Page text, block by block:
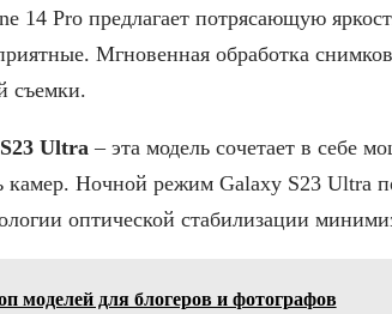
14 Pro предлагает потрясающую
Мгновенная обработка
съемки.
Ultra– эта модель сочетает в себе
камер. Ночной режим Galaxy S23 Ultra
оптической стабилизации
моделей для блогеров и фотографов